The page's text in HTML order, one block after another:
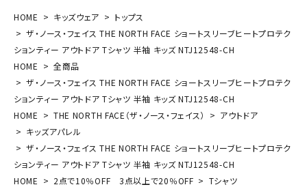
HOME キッズウェア
トップス
ザ・ノース・フェイス THE NORTH FACE ショートスリーブヒートプロテク
ションティー アウトドア Tシャツ 半袖 キッズ NTJ12548-CH
HOME
全商品
ザ・ノース・フェイス THE NORTH FACE ショートスリーブヒートプロテク
ションティー アウトドア Tシャツ 半袖 キッズ NTJ12548-CH
HOME
THE NORTH FACE（ザ・ノース・フェイス）
アウトドア
キッズアパレル
ザ・ノース・フェイス THE NORTH FACE ショートスリーブヒートプロテク
ションティー アウトドア Tシャツ 半袖 キッズ NTJ12548-CH
HOME
2点で10％OFF 3点以上で20％OFF
Tシャツ